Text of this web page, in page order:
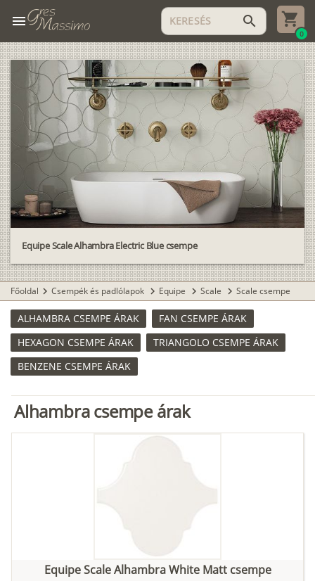
menu search
0
Equipe Scale Alhambra Electric Blue csempe
Főoldal chevron_right Csempék és padlólapok chevron_right Equipe chevron_right Scale chevron_right Scale csempe
ALHAMBRA CSEMPE ÁRAK
FAN CSEMPE ÁRAK
HEXAGON CSEMPE ÁRAK
TRIANGOLO CSEMPE ÁRAK
BENZENE CSEMPE ÁRAK
Alhambra csempe árak
Equipe Scale Alhambra White Matt csempe